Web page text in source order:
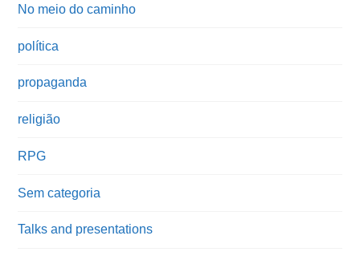
No meio do caminho
política
propaganda
religião
RPG
Sem categoria
Talks and presentations